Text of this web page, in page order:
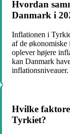
Hvordan
Danmark i
Inflationen i
af de
oplever højere
kan Danmark
inflationsniveauer.
Hvilke
Tyrkiet?